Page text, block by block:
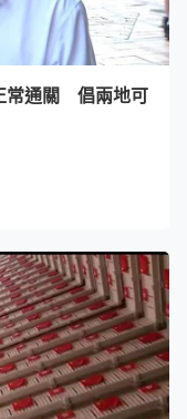
常通關 倡兩地可